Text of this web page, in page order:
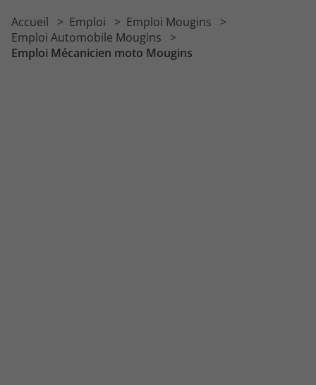
Emploi Mécanicien VL
Accueil Emploi
Emploi Mougins
Emploi Automobile Mougins
Emploi Mécanicien moto Mougins